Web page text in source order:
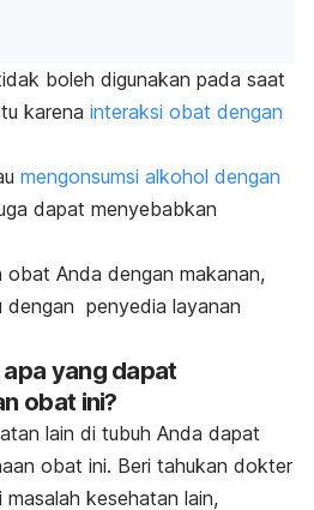
boleh digunakan pada saat
karena interaksi obat dengan
mengonsumsi alkohol dengan
dapat menyebabkan
obat Anda dengan makanan,
dengan penyedia layanan
yang dapat
obat ini?
lain di tubuh Anda dapat
obat ini. Beri tahukan dokter
kesehatan lain,